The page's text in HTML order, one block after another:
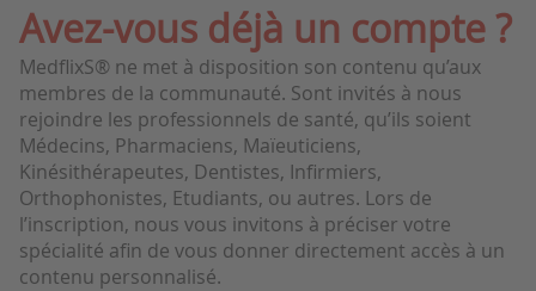
INSTITUTIONS
ACADÉMIES
EXPERTS
REVUES DE PRESSE
CONGRÈS EN RÉSUMÉ
Avez-vous déjà un compte ?
MedflixS® ne met à disposition son contenu qu’aux
membres de la communauté. Sont invités à nous
rejoindre les professionnels de santé, qu’ils soient
Médecins, Pharmaciens, Maïeuticiens,
Kinésithérapeutes, Dentistes, Infirmiers,
Orthophonistes, Etudiants, ou autres. Lors de
l’inscription, nous vous invitons à préciser votre
spécialité afin de vous donner directement accès à un
contenu personnalisé.